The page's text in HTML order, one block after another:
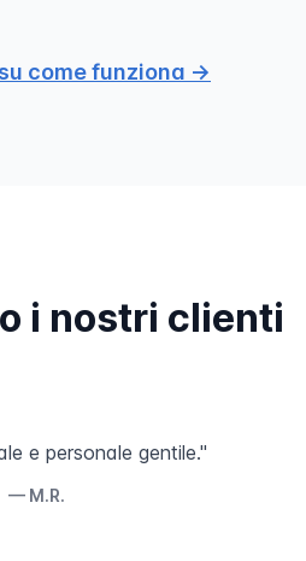
come funziona →
i nostri clienti
e personale gentile."
— M.R.